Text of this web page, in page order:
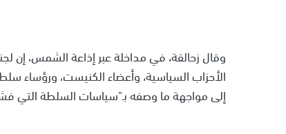
وقال زحالقة، في مداخلة عبر إذاعة الشمس، إن
الأحزاب السياسية، وأعضاء الكنيست، ورؤساء
إلى مواجهة ما وصفه بـ"سياسات السلطة التي